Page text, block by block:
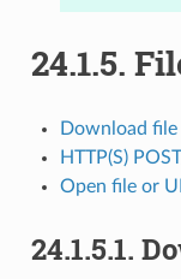
24.1.5.
Download file
HTTP(S)
Open file or
24.1.5.1.